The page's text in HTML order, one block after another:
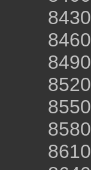
8430
8460
8490
8520
8550
8580
8610